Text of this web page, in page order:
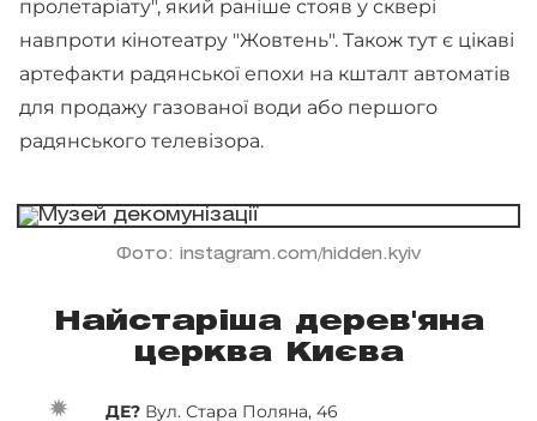
пролетаріату", який раніше стояв у сквері
навпроти кінотеатру "Жовтень". Також тут є цікаві
артефакти радянської епохи на кшталт автоматів
для продажу газованої води або першого
радянського телевізора.
Фото: instagram.com/hidden.kyiv
Найстаріша дерев'яна
церква Києва
ДЕ? Вул. Стара Поляна, 46